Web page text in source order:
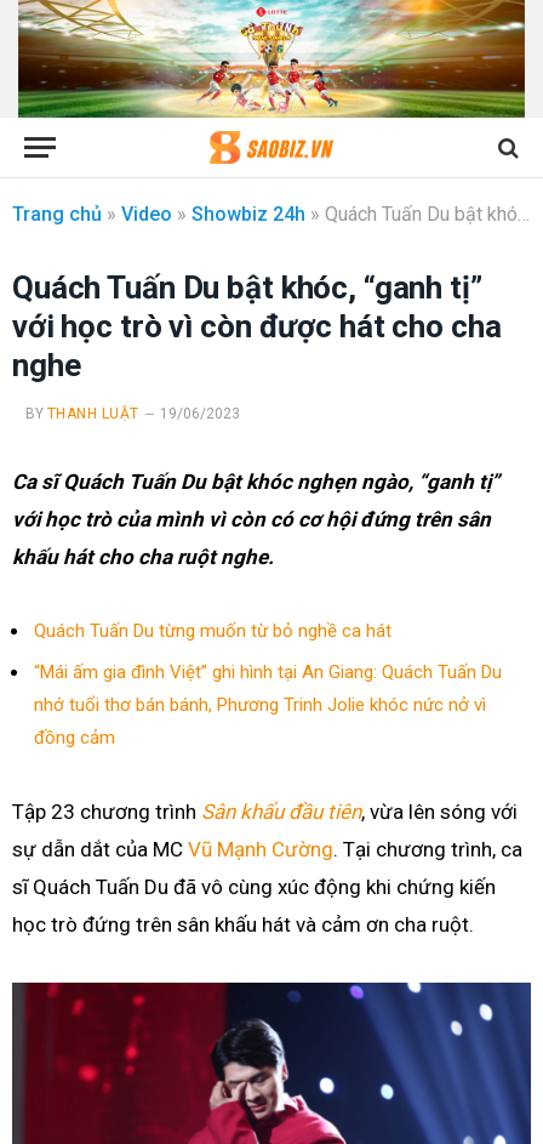
Trang chủ » Video » Showbiz 24h » Quách Tuấn Du bật khóc, “ganh tị” với học trò vì còn được hát cho cha nghe
Quách Tuấn Du bật khóc, “ganh tị”
với học trò vì còn được hát cho cha
nghe
BY THANH LUẬT 19/06/2023
Ca sĩ Quách Tuấn Du bật khóc nghẹn ngào, “ganh tị”
với học trò của mình vì còn có cơ hội đứng trên sân
khấu hát cho cha ruột nghe.
Quách Tuấn Du từng muốn từ bỏ nghề ca hát
“Mái ấm gia đình Việt” ghi hình tại An Giang: Quách Tuấn Du
nhớ tuổi thơ bán bánh, Phương Trinh Jolie khóc nức nở vì
đồng cảm
Tập 23 chương trình Sân khấu đầu tiên, vừa lên sóng với
sự dẫn dắt của MC Vũ Mạnh Cường. Tại chương trình, ca
sĩ Quách Tuấn Du đã vô cùng xúc động khi chứng kiến
học trò đứng trên sân khấu hát và cảm ơn cha ruột.